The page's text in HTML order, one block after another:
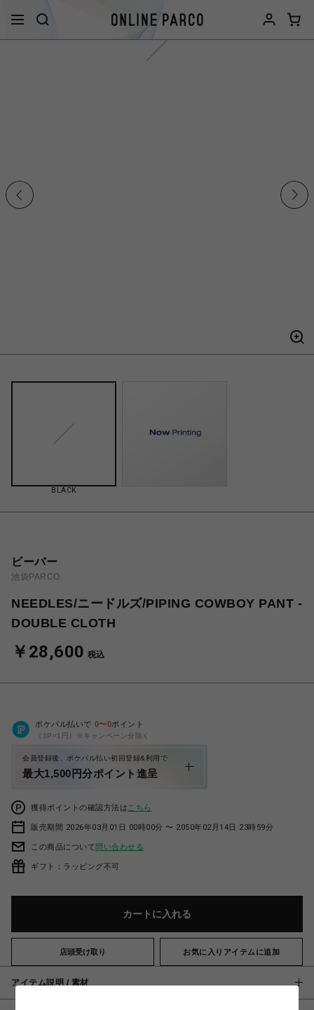
BLACK
ビーバー
池袋PARCO
NEEDLES/ニードルズ/PIPING COWBOY PANT -
DOUBLE CLOTH
￥28,600 税込
ポケパル払いで 0〜0ポイント
（1P=1円）※キャンペーン分除く
会員登録後、ポケパル払い初回登録&利用で
最大1,500円分ポイント進呈
獲得ポイントの確認方法は こちら
販売期間 2026年03月01日 00時00分 〜 2050年02月14日 23時59分
この商品について問い合わせる
ギフト：ラッピング不可
カートに入れる
店頭受け取り お気に入りアイテムに追加
アイテム説明 / 素材